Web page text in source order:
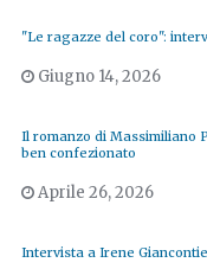
"Le ragazze del coro":
Giugno 14, 2026
Il romanzo di Massimiliano
ben confezionato
Aprile 26, 2026
Intervista a Irene